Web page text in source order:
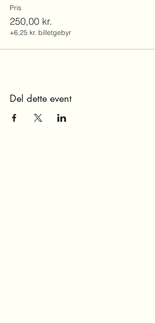
Pris
250,00 kr.
+6,25 kr. billetgebyr
Del dette event